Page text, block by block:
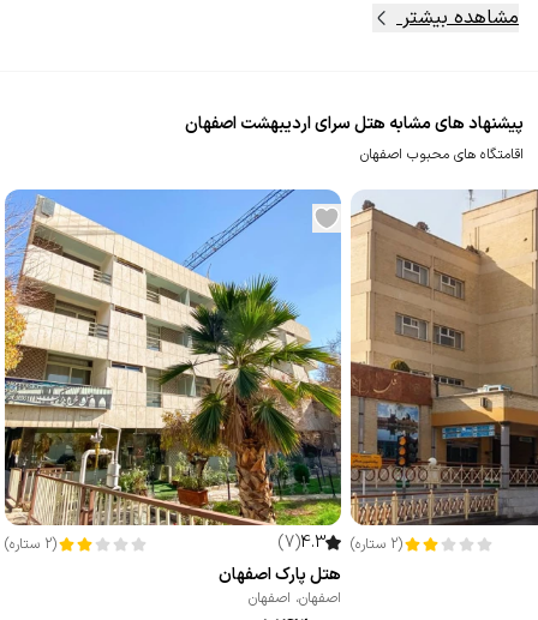
مشاهده بیشتر
پیشنهاد های مشابه هتل سرای اردیبهشت اصفهان
اقامتگاه های محبوب اصفهان
(
2 ستاره)
4.3
(
7
)
(
2 ستاره)
هتل پارک اصفهان
اصفهان، اصفهان